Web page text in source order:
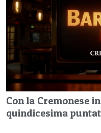
Con la Cremonese
quindicesima